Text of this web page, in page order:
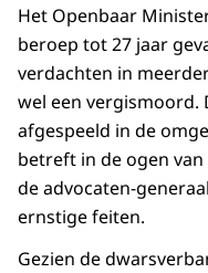
Het Openbaar
beroep tot 27 jaar
verdachten in
wel een vergismoord.
afgespeeld in de
betreft in de ogen
de advocaten-
ernstige feiten.
Gezien de